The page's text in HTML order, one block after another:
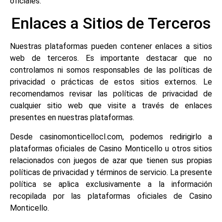
Enlaces a Sitios de Terceros
Nuestras plataformas pueden contener enlaces a sitios
web de terceros. Es importante destacar que no
controlamos ni somos responsables de las políticas de
privacidad o prácticas de estos sitios externos. Le
recomendamos revisar las políticas de privacidad de
cualquier sitio web que visite a través de enlaces
presentes en nuestras plataformas.
Desde casinomonticellocl.com, podemos redirigirlo a
plataformas oficiales de Casino Monticello u otros sitios
relacionados con juegos de azar que tienen sus propias
políticas de privacidad y términos de servicio. La presente
política se aplica exclusivamente a la información
recopilada por las plataformas oficiales de Casino
Monticello.